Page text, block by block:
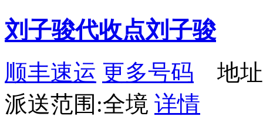
刘子骏代收点刘子骏
顺丰速运 更多号码 地址
派送范围:全境 详情